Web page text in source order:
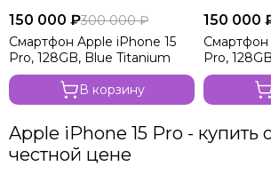
150 000 ₽300 000 ₽
Смартфон Apple iPhone 15
Pro, 128GB, Blue Titanium
В корзину
150 000
Смартфон
Pro,
Apple iPhone 15 Pro - купить
честной цене